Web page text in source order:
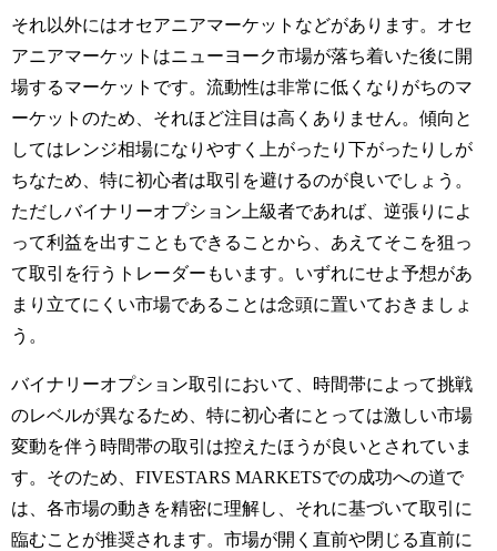
それ以外にはオセアニアマーケットなどがあります。オセ
アニアマーケットはニューヨーク市場が落ち着いた後に開
場するマーケットです。流動性は非常に低くなりがちのマ
ーケットのため、それほど注目は高くありません。傾向と
してはレンジ相場になりやすく上がったり下がったりしが
ちなため、特に初心者は取引を避けるのが良いでしょう。
ただしバイナリーオプション上級者であれば、逆張りによ
って利益を出すこともできることから、あえてそこを狙っ
て取引を行うトレーダーもいます。いずれにせよ予想があ
まり立てにくい市場であることは念頭に置いておきましょ
う。
バイナリーオプション取引において、時間帯によって挑戦
のレベルが異なるため、特に初心者にとっては激しい市場
変動を伴う時間帯の取引は控えたほうが良いとされていま
す。そのため、FIVESTARS MARKETSでの成功への道で
は、各市場の動きを精密に理解し、それに基づいて取引に
臨むことが推奨されます。市場が開く直前や閉じる直前に